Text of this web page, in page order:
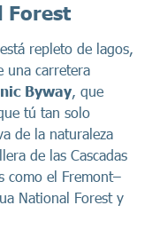
Forest
repleto de lagos,
una carretera
Byway, que
tú tan solo
de la naturaleza
de las Cascadas
como el Fremont–
National Forest y